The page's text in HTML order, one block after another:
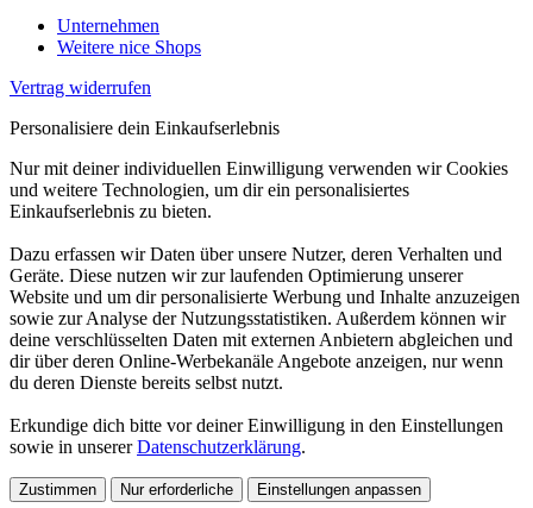
Unternehmen
Weitere nice Shops
Vertrag widerrufen
Personalisiere dein Einkaufserlebnis
Nur mit deiner individuellen Einwilligung verwenden wir Cookies
und weitere Technologien, um dir ein personalisiertes
Einkaufserlebnis zu bieten.
Dazu erfassen wir Daten über unsere Nutzer, deren Verhalten und
Geräte. Diese nutzen wir zur laufenden Optimierung unserer
Website und um dir personalisierte Werbung und Inhalte anzuzeigen
sowie zur Analyse der Nutzungsstatistiken. Außerdem können wir
deine verschlüsselten Daten mit externen Anbietern abgleichen und
dir über deren Online-Werbekanäle Angebote anzeigen, nur wenn
du deren Dienste bereits selbst nutzt.
Erkundige dich bitte vor deiner Einwilligung in den Einstellungen
sowie in unsererDatenschutzerklärung.
Zustimmen Nur erforderliche Einstellungen anpassen